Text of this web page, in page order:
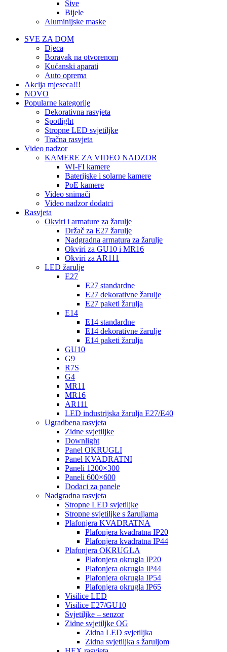
Sive
Bijele
Aluminijske maske
SVE ZA DOM
Djeca
Boravak na otvorenom
Kućanski aparati
Auto oprema
Akcija mjeseca!!!
NOVO
Popularne kategorije
Dekorativna rasvjeta
Spotlight
Stropne LED svjetiljke
Tračna rasvjeta
Video nadzor
KAMERE ZA VIDEO NADZOR
WI-FI kamere
Baterijske i solarne kamere
PoE kamere
Video snimači
Video nadzor dodatci
Rasvjeta
Okviri i armature za žarulje
Držač za E27 žarulje
Nadgradna armatura za žarulje
Okviri za GU10 i MR16
Okviri za AR111
LED žarulje
E27
E27 standardne
E27 dekorativne žarulje
E27 paketi žarulja
E14
E14 standardne
E14 dekorativne žarulje
E14 paketi žarulja
GU10
G9
R7S
G4
MR11
MR16
AR111
LED industrijska žarulja E27/E40
Ugradbena rasvjeta
Zidne svjetiljke
Downlight
Panel OKRUGLI
Panel KVADRATNI
Paneli 1200×300
Paneli 600×600
Dodaci za panele
Nadgradna rasvjeta
Stropne LED svjetiljke
Stropne svjetiljke s žaruljama
Plafonjera KVADRATNA
Plafonjera kvadratna IP20
Plafonjera kvadratna IP44
Plafonjera OKRUGLA
Plafonjera okrugla IP20
Plafonjera okrugla IP44
Plafonjera okrugla IP54
Plafonjera okrugla IP65
Visilice LED
Visilice E27/GU10
Svjetiljke – senzor
Zidne svjetiljke OG
Zidna LED svjetiljka
Zidna svjetiljka s žaruljom